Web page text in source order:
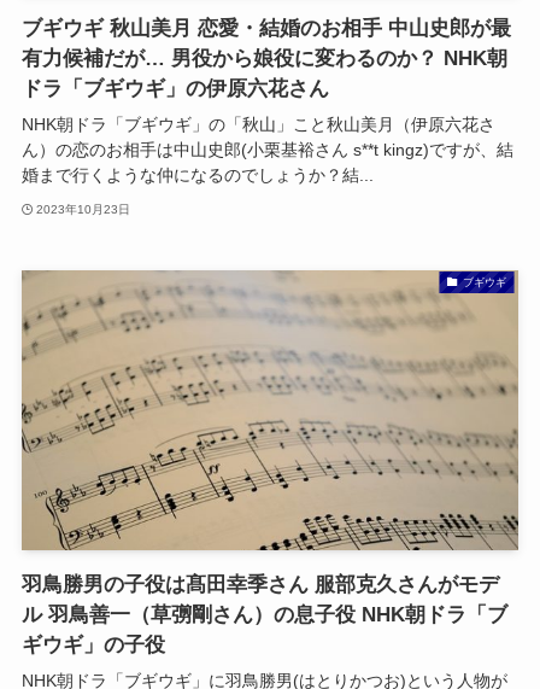
ブギウギ 秋山美月 恋愛・結婚のお相手 中山史郎が最
有力候補だが… 男役から娘役に変わるのか？ NHK朝
ドラ「ブギウギ」の伊原六花さん
NHK朝ドラ「ブギウギ」の「秋山」こと秋山美月（伊原六花さ
ん）の恋のお相手は中山史郎(小栗基裕さん s**t kingz)ですが、結
婚まで行くような仲になるのでしょうか？結...
2023年10月23日
ブギウギ
羽鳥勝男の子役は髙田幸季さん 服部克久さんがモデ
ル 羽鳥善一（草彅剛さん）の息子役 NHK朝ドラ「ブ
ギウギ」の子役
NHK朝ドラ「ブギウギ」に羽鳥勝男(はとりかつお)という人物が